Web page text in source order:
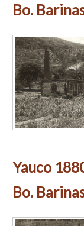
Bo.
Yauco
Bo.